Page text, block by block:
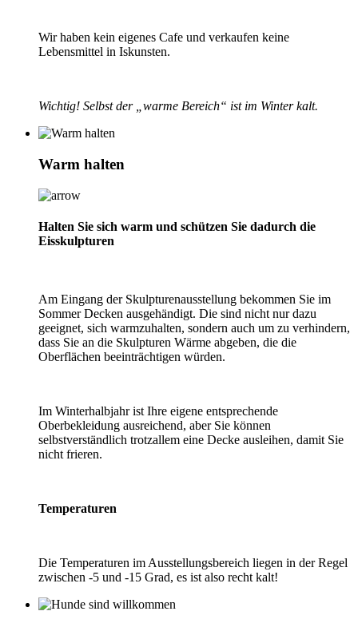
Wir haben kein eigenes Cafe und verkaufen keine
Lebensmittel in Iskunsten.
Wichtig! Selbst der „warme Bereich“ ist im Winter kalt.
Warm halten
Halten Sie sich warm und schützen Sie dadurch die
Eisskulpturen
Am Eingang der Skulpturenausstellung bekommen Sie im
Sommer Decken ausgehändigt. Die sind nicht nur dazu
geeignet, sich warmzuhalten, sondern auch um zu verhindern,
dass Sie an die Skulpturen Wärme abgeben, die die
Oberflächen beeinträchtigen würden.
Im Winterhalbjahr ist Ihre eigene entsprechende
Oberbekleidung ausreichend, aber Sie können
selbstverständlich trotzallem eine Decke ausleihen, damit Sie
nicht frieren.
Temperaturen
Die Temperaturen im Ausstellungsbereich liegen in der Regel
zwischen -5 und -15 Grad, es ist also recht kalt!